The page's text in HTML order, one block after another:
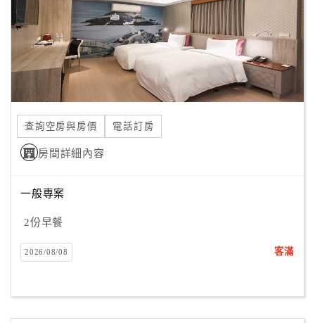
查詢空房與房價 電話訂房
房間詳細內容
一般專案
2份早餐
2026/08/08 客滿